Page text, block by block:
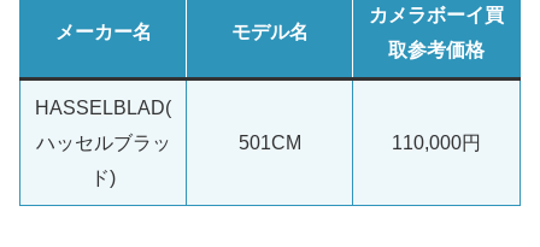
メーカー名 モデル名
カメラボーイ買
取参考価格
HASSELBLAD(
ハッセルブラッ
ド)
501CM 110,000円